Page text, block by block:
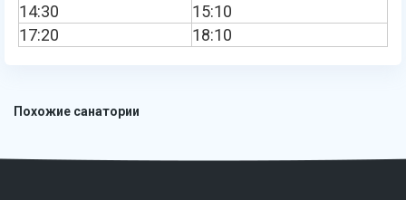
14:30
15:10
17:20
18:10
Похожие санатории